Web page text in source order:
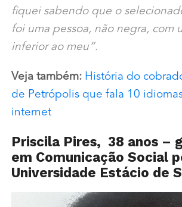
fiquei sabendo que o
foi uma pessoa, não negra, com
inferior ao meu”.
Veja também:História do
de Petrópolis que fala 10
internet
Priscila Pires, 38 anos –
em Comunicação Social
Universidade Estácio de